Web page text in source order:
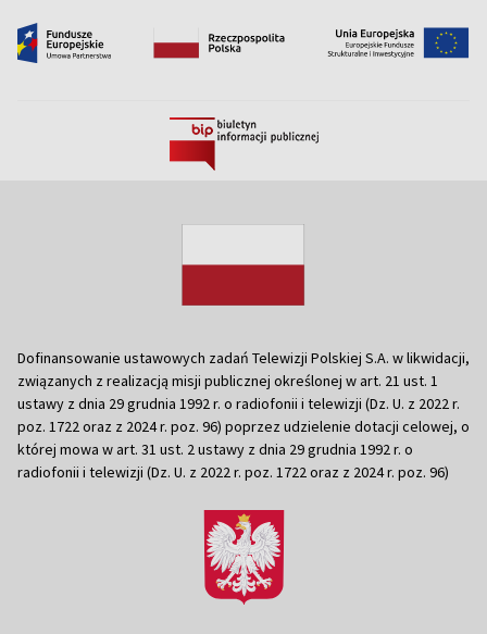
Dofinansowanie ustawowych zadań Telewizji Polskiej S.A. w likwidacji,
związanych z realizacją misji publicznej określonej w art. 21 ust. 1
ustawy z dnia 29 grudnia 1992 r. o radiofonii i telewizji (Dz. U. z 2022 r.
poz. 1722 oraz z 2024 r. poz. 96) poprzez udzielenie dotacji celowej, o
której mowa w art. 31 ust. 2 ustawy z dnia 29 grudnia 1992 r. o
radiofonii i telewizji (Dz. U. z 2022 r. poz. 1722 oraz z 2024 r. poz. 96)